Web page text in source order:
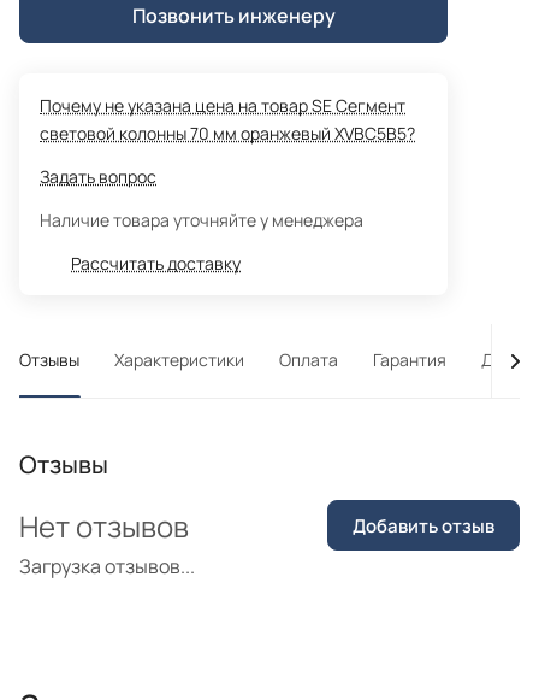
Позвонить инженеру
Почему не указана цена на товар SE Сегмент
световой колонны 70 мм оранжевый XVBC5B5?
Задать вопрос
Наличие товара уточняйте у менеджера
Рассчитать доставку
Отзывы Характеристики Оплата Гарантия
Отзывы
Загрузка отзывов...
Нет отзывов Добавить отзыв